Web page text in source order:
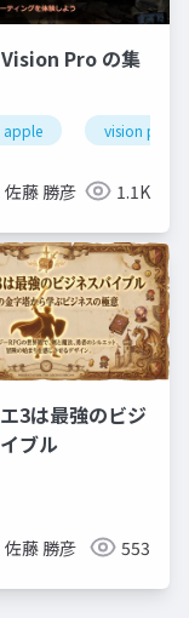
Pro の集
apple vision pro
佐藤 勝彦 1.1K
3は最強のビジ
ブル
佐藤 勝彦 553